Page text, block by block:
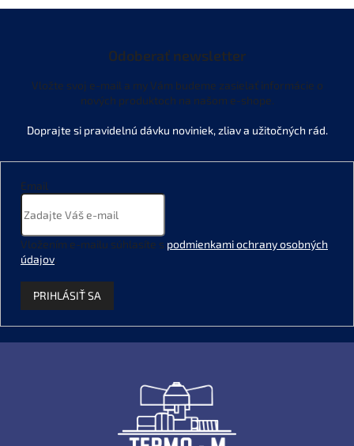
Odoberať newsletter
Vložte svoj e-mail a my Vám budeme zasielať informácie o
nových produktoch na našom e-shope.
Email
Vložením e-mailu súhlasíte s podmienkami ochrany osobných
údajov.
PRIHLÁSIŤ SA